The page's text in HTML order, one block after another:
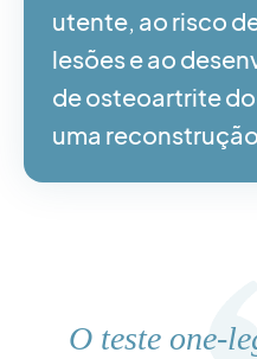
utente, ao risco
lesões e ao
de osteoartrite
uma
O teste one-